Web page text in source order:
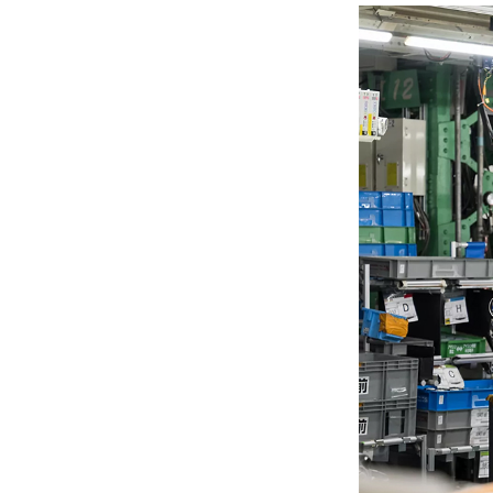
minimalne straty.
zaawansowane przełączniki
możliwością blokady oraz
izolatory dla wysokiego (WN) i
napięcia (NN), te transformatory
doskonałą wydajność i
Zaprojektowane do montażu
wewnątrz, jak i na zewnątrz,
MarkoEco2 oferują różnorodne
zabezpieczeń i monitoringu, co
bezpieczeństwo i efektywność
Zaangażowanie firmy Energeks w
jest widoczne w
transformatorów MarkoEco2 z
standardami, takimi jakEN 50588-
60076-1 oraz rozporządzeniami
Te
gwarantują optymalną wydajność
minimalnych
konserwacyjnych, co czyni je
inwestycją na przyszłość.